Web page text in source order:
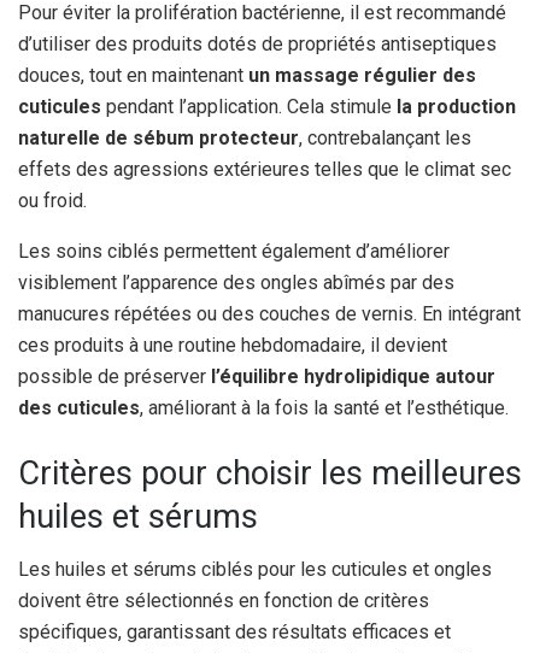
Pour éviter la prolifération bactérienne, il est recommandé
d’utiliser des produits dotés de propriétés antiseptiques
douces, tout en maintenant un massage régulier des
cuticules pendant l’application. Cela stimule la production
naturelle de sébum protecteur, contrebalançant les
effets des agressions extérieures telles que le climat sec
ou froid.
Les soins ciblés permettent également d’améliorer
visiblement l’apparence des ongles abîmés par des
manucures répétées ou des couches de vernis. En intégrant
ces produits à une routine hebdomadaire, il devient
possible de préserver l’équilibre hydrolipidique autour
des cuticules, améliorant à la fois la santé et l’esthétique.
Critères pour choisir les meilleures
huiles et sérums
Les huiles et sérums ciblés pour les cuticules et ongles
doivent être sélectionnés en fonction de critères
spécifiques, garantissant des résultats efficaces et